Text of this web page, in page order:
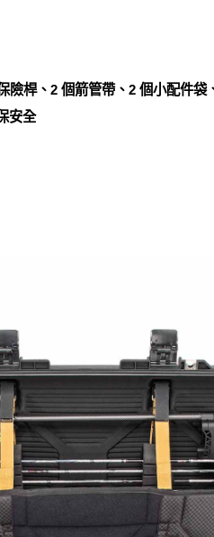
桿、2 個箭管帶、2 個小配件袋
安全